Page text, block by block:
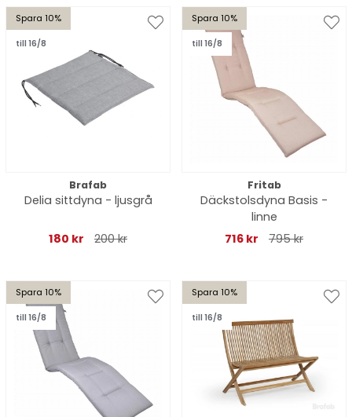
Spara 10%
till 16/8
Brafab
Delia sittdyna - ljusgrå
180 kr 200 kr
Spara 10%
till 16/8
Fritab
Däckstolsdyna Basis -
linne
716 kr
795 kr
Spara 10%
till 16/8
Spara 10%
till 16/8